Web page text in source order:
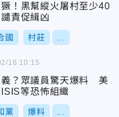
！黑幫縱火屠村至少40
責促緝凶
國 村莊
義？眾議員驚天爆料 美
等恐怖組織
黨 爆料
16 10:15